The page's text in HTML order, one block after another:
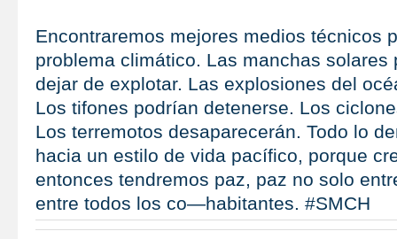
Encontraremos mejores medios técnicos
problema climático. Las manchas solares
dejar de explotar. Las explosiones del
Los tifones podrían detenerse. Los
Los terremotos desaparecerán. Todo lo
hacia un estilo de vida pacífico, porque
entonces tendremos paz, paz no solo
entre todos los co—habitantes. #SMCH